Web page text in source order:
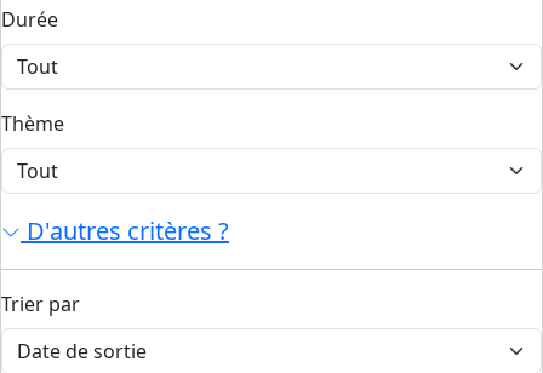
Durée
Thème
D'autres critères ?
Trier par